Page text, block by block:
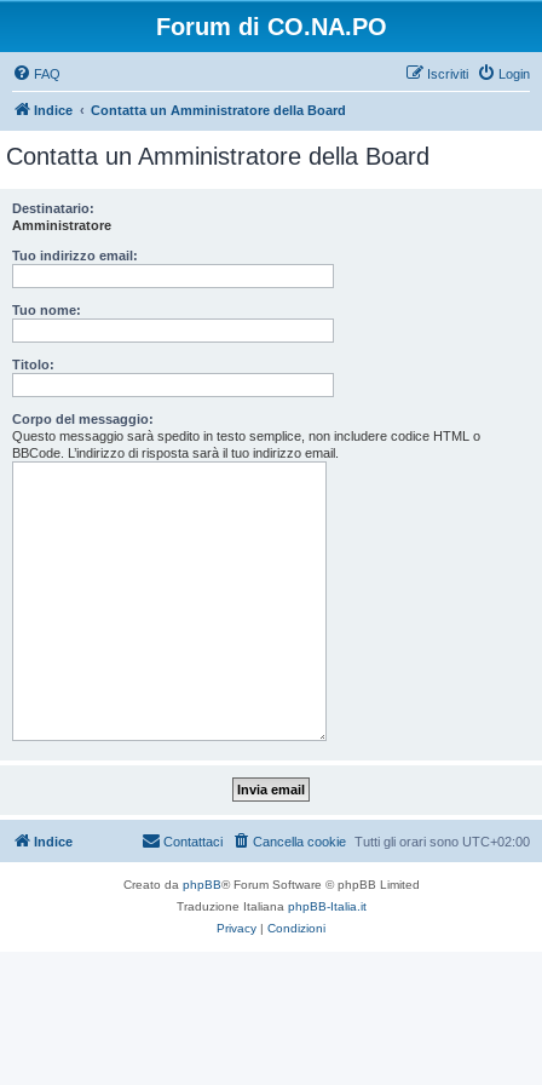
Forum di CO.NA.PO
FAQ Login
Iscriviti
Indice Contatta un Amministratore della Board
Contatta un Amministratore della Board
Destinatario:
Amministratore
Tuo indirizzo email:
Tuo nome:
Titolo:
Corpo del messaggio:
Questo messaggio sarà spedito in testo semplice, non includere codice HTML o
BBCode. L’indirizzo di risposta sarà il tuo indirizzo email.
Indice Tutti gli orari sono UTC+02:00
Cancella cookie
Contattaci
Creato da phpBB® Forum Software © phpBB Limited
Traduzione Italiana phpBB-Italia.it
Privacy | Condizioni